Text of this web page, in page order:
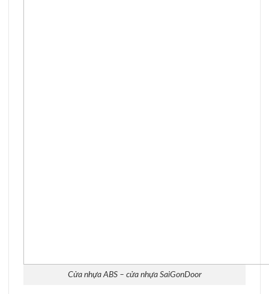
Cửa nhựa ABS – cửa nhựa SaiGonDoor